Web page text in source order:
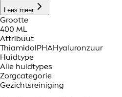
Lees meer
Grootte
400 ML
Attribuut
ThiamidolPHAHyaluronzuur
Huidtype
Alle huidtypes
Zorgcategorie
Gezichtsreiniging